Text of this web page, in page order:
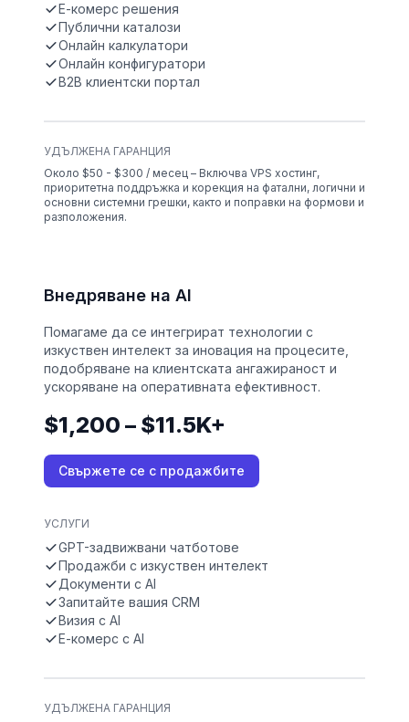
Е-комерс решения
Публични каталози
Онлайн калкулатори
Онлайн конфигуратори
B2B клиентски портал
УДЪЛЖЕНА ГАРАНЦИЯ
Около $50 - $300 / месец – Включва VPS хостинг,
приоритетна поддръжка и корекция на фатални, логични и
основни системни грешки, както и поправки на формови и
разположения.
Внедряване на AI
Помагаме да се интегрират технологии с
изкуствен интелект за иновация на процесите,
подобряване на клиентската ангажираност и
ускоряване на оперативната ефективност.
$1,200 – $11.5K+
Свържете се с продажбите
УСЛУГИ
GPT-задвижвани чатботове
Продажби с изкуствен интелект
Документи с AI
Запитайте вашия CRM
Визия с AI
Е-комерс с AI
УДЪЛЖЕНА ГАРАНЦИЯ